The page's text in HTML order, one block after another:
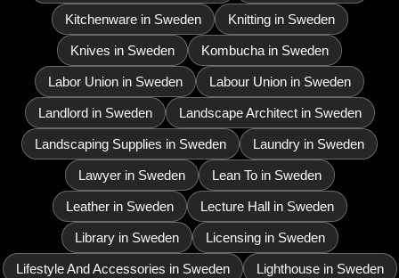
Kitchenware in Sweden Knitting in Sweden
Knives in Sweden Kombucha in Sweden
Labor Union in Sweden Labour Union in Sweden
Landlord in Sweden Landscape Architect in Sweden
Landscaping Supplies in Sweden Laundry in Sweden
Lawyer in Sweden Lean To in Sweden
Leather in Sweden Lecture Hall in Sweden
Library in Sweden Licensing in Sweden
Lifestyle And Accessories in Sweden Lighthouse in Sweden